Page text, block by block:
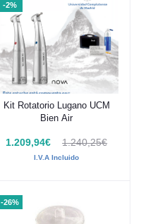
-2%
Añadir al carrito
Kit Rotatorio Lugano UCM
Bien Air
1.209,94€ 1.240,25€
I.V.A Incluido
-26%